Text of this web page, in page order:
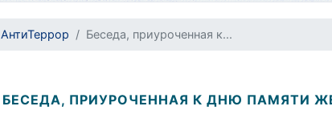
АнтиТеррор Беседа, приуроченная к...
БЕСЕДА, ПРИУРОЧЕННАЯ К ДНЮ ПАМЯТИ